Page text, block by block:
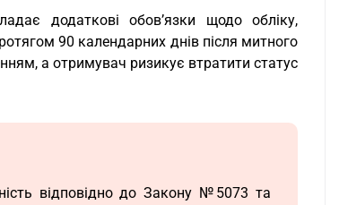
додаткові обов’язки щодо обліку,
90 календарних днів після митного
а отримувач ризикує втратити статус
відповідно до Закону №5073 та